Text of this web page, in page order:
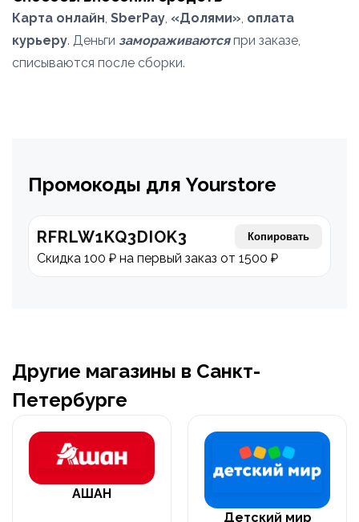
Карта онлайн, SberPay, «Долями», оплата
курьеру. Деньги замораживаютсяпри заказе,
списываются после сборки.
Промокоды для Yourstore
RFRLW1KQ3DIOK3 Копировать
Скидка 100 ₽ на первый заказ от 1500 ₽
Другие магазины в Санкт-
Петербурге
АШАН
Детский мир